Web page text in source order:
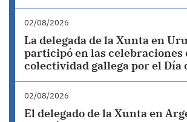
02/08/2026
La delegada de la Xunta en
participó en las celebraciones
colectividad gallega por el Día
02/08/2026
El delegado de la Xunta en